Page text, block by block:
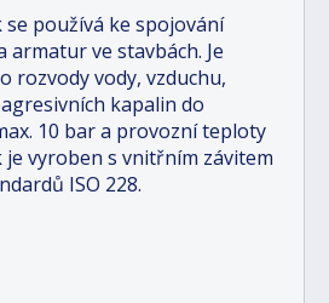
používá ke spojování
armatur ve stavbách. Je
rozvody vody, vzduchu,
kapalin do
10 bar a provozní teploty
je vyroben s vnitřním závitem
ISO 228.